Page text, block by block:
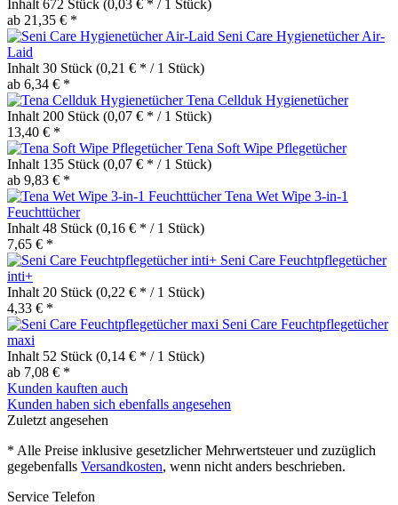
Inhalt 672 Stück (0,03 € * / 1 Stück)
ab 21,35 € *
Seni Care Hygienetücher Air-
Laid
Inhalt 30 Stück (0,21 € * / 1 Stück)
ab 6,34 € *
Tena Cellduk Hygienetücher
Inhalt 200 Stück (0,07 € * / 1 Stück)
13,40 € *
Tena Soft Wipe Pflegetücher
Inhalt 135 Stück (0,07 € * / 1 Stück)
ab 9,83 € *
Tena Wet Wipe 3-in-1
Feuchttücher
Inhalt 48 Stück (0,16 € * / 1 Stück)
7,65 € *
Seni Care Feuchtpflegetücher
inti+
Inhalt 20 Stück (0,22 € * / 1 Stück)
4,33 € *
Seni Care Feuchtpflegetücher
maxi
Inhalt 52 Stück (0,14 € * / 1 Stück)
ab 7,08 € *
Kunden kauften auch
Kunden haben sich ebenfalls angesehen
Zuletzt angesehen
* Alle Preise inklusive gesetzlicher Mehrwertsteuer und zuzüglich
gegebenfalls Versandkosten, wenn nicht anders beschrieben.
Service Telefon